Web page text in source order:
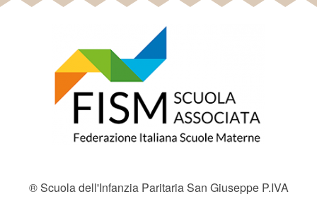
® Scuola dell'Infanzia Paritaria San Giuseppe P.IVA